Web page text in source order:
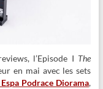
l’Episode I The
en mai avec les sets
Podrace Diorama,